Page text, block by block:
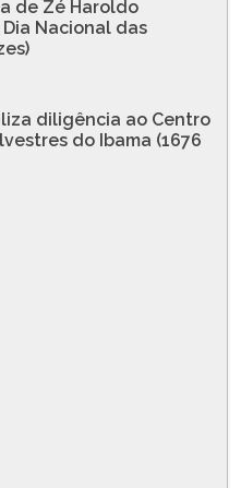
de Zé Haroldo
Nacional das
diligência ao Centro
do Ibama (1676